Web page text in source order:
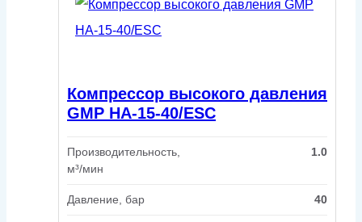
Компрессор высокого давления
GMP HA-15-40/ESC
Производительность,
м³/мин
1.0
Давление, бар 40